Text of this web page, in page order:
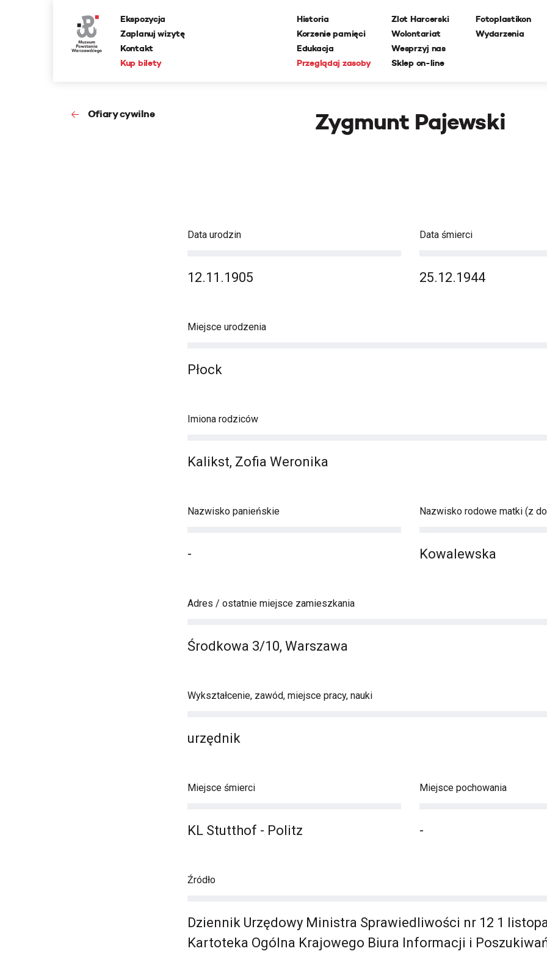
Ekspozycja
Zaplanuj wizytę
Kontakt
Kup bilety
Historia
Korzenie pamięci
Edukacja
Przeglądaj zasoby
Zlot Harcerski
Wolontariat
Wesprzyj nas
Sklep on-line
Fotoplastikon
Wydarzenia
Ofiary cywilne Zygmunt Pajewski
Data urodzin
12.11.1905
Data śmierci
25.12.1944
Miejsce urodzenia
Płock
Imiona rodziców
Kalikst, Zofia Weronika
Nazwisko panieńskie
-
Nazwisko rodowe matki (z
Kowalewska
Adres / ostatnie miejsce zamieszkania
Środkowa 3/10, Warszawa
Wykształcenie, zawód, miejsce pracy, nauki
urzędnik
Miejsce śmierci
KL Stutthof - Politz
Miejsce pochowania
-
Źródło
Dziennik Urzędowy Ministra Sprawiedliwości nr 12 1
Kartoteka Ogólna Krajowego Biura Informacji i